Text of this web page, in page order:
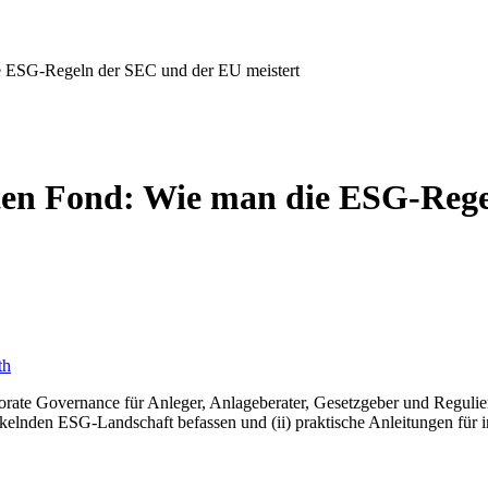
Regeln der SEC und der EU meistert
Fond: Wie man die ESG-
Governance für Anleger, Anlageberater, Gesetzgeber und
ESG-Landschaft befassen und (ii) praktische Anleitungen für